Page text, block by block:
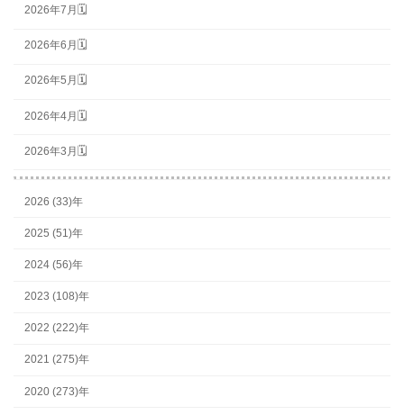
2026年7月🗓
2026年6月🗓
2026年5月🗓
2026年4月🗓
2026年3月🗓
2026 (33)年
2025 (51)年
2024 (56)年
2023 (108)年
2022 (222)年
2021 (275)年
2020 (273)年